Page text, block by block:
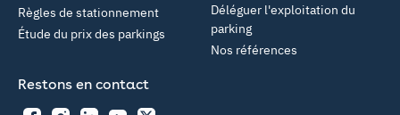
Déléguer l'exploitation du
parking
Nos références
Règles de stationnement
Étude du prix des parkings
Restons en contact